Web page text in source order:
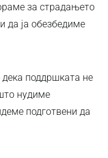
за страдањето
да ја обезбедиме
поддршката не
нудиме
подготвени да